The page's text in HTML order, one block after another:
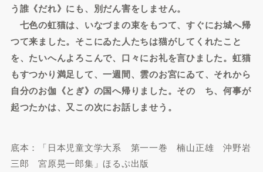
う誰《だれ》にも、別だん害をしません。
七色の虹猫は、いなづまの束をもつて、すぐにお城へ帰
つて来ました。そこにゐた人たちは猫がしてくれたこと
を、たいへんよろこんで、口々にお礼を言ひました。虹猫
もすつかり満足して、一週間、雲のお宮にゐて、それから
自分のお伽《とぎ》の国へ帰りました。そのゝち、何事が
起つたかは、又この次にお話しませう。
底本：「日本児童文学大系 第一一巻 楠山正雄 沖野岩
三郎 宮原晃一郎集」ほるぷ出版